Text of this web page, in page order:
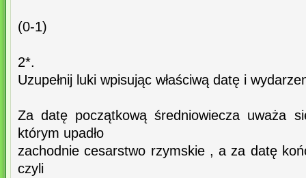
(0-1)
2*.
Uzupełnij luki wpisując właściwą datę i
Za datę początkową średniowiecza uważa
którym upadło
zachodnie cesarstwo rzymskie , a za datę
czyli